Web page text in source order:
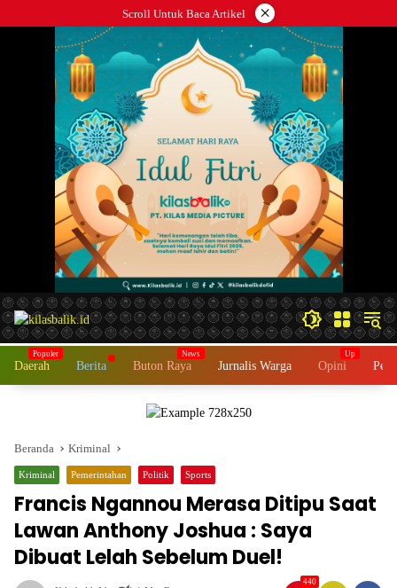
ke
Scroll Untuk Baca Artikel ×
Daerah Berita Buton Raya Jurnalis Warga Opini
Beranda Kriminal
Kriminal Pemerintahan Politik Sports
Francis Ngannou Merasa Ditipu Saat
Lawan Anthony Joshua : Saya
Dibuat Lelah Sebelum Duel!
440